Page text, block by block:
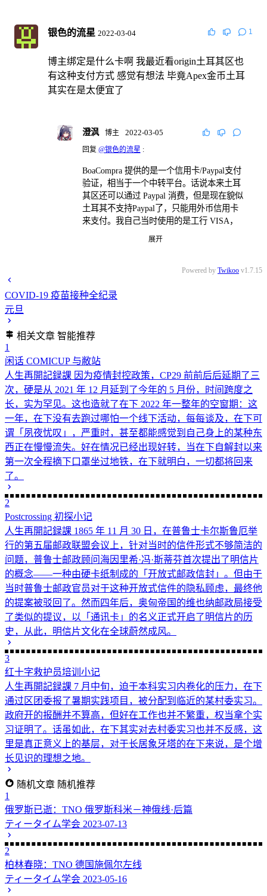
银色的流星 2022-03-04 1
博主绑定是什么卡啊 我最近看origin土耳其区也
有这种支付方式 感觉有想法 毕竟Apex金币土耳
其实在是太便宜了
澄沨 博主 2022-03-05
回复 @银色的流星 :
BoaCompra 提供的是一个信用卡/Paypal支付
验证，相当于一个中转平台。话说本来土耳
其区还可以通过 Paypal 消费，但是现在貌似
土耳其不支持Paypal了，只能用外币信用卡
来支付。我自己当时使用的是工行 VISA，
嘛)，我不太清楚这套方案现在行不行了，
小号给大号买数字钱包兑换卡的方式买游戏
(主要怕再被风控就 G 了)。不过你还是可以
展开
Powered by Twikoo v1.7.15
COVID-19 疫苗接种全纪录
元旦
相关文章 智能推荐
1
闲话 COMICUP 与敝站
人生再開記録課 因为疫情封控政策，CP29 前前后后延期了三
次，硬是从 2021 年 12 月延到了今年的 5 月份，时间跨度之
长，实为罕见。这也造就了在下 2022 年一整年的空窗期：这
一年，在下没有去跑过哪怕一个线下活动，每每谈及，在下可
谓「夙夜忧叹」，严重时，甚至都能感觉到自己身上的某种东
西正在慢慢流失。好在情况已经出现好转，当在下自解封以来
第一次全程摘下口罩坐过地铁，在下就明白，一切都将回来
了。
2
Postcrossing 初探小记
人生再開記録課 1865 年 11 月 30 日，在普鲁士卡尔斯鲁厄举
行的第五届邮政联盟会议上，针对当时的信件形式不够简洁的
问题，普鲁士邮政顾问海因里希·冯·斯蒂芬首次提出了明信片
的概念——一种由硬卡纸制成的「开放式邮政信封」。但由于
当时普鲁士邮政官员对于这种开放式信件的隐私顾虑，最终他
的提案被驳回了。然而四年后，奥匈帝国的维也纳邮政局接受
了类似的提议，以「通讯卡」的名义正式开启了明信片的历
史，从此，明信片文化在全球蔚然成风。
3
红十字救护员培训小记
人生再開記録課 7 月中旬，迫于本科实习内卷化的压力，在下
通过区团委报了暑期实践项目，被分配到临近的某村委实习。
政府开的报酬并不算高，但好在工作也并不繁重，权当拿个实
习证明了。话虽如此，在下其实对去村委实习也并不反感，这
里是真正意义上的基层，对于长居象牙塔的在下来说，是个增
长见识的理想之地。
随机文章 随机推荐
1
俄罗斯已逝：TNO 俄罗斯科米－神俄线·后篇
ティータイム学会 2023-07-13
2
柏林春晓：TNO 德国施佩尔左线
ティータイム学会 2023-05-16